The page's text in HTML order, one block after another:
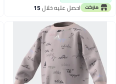
احصل عليه خلال15